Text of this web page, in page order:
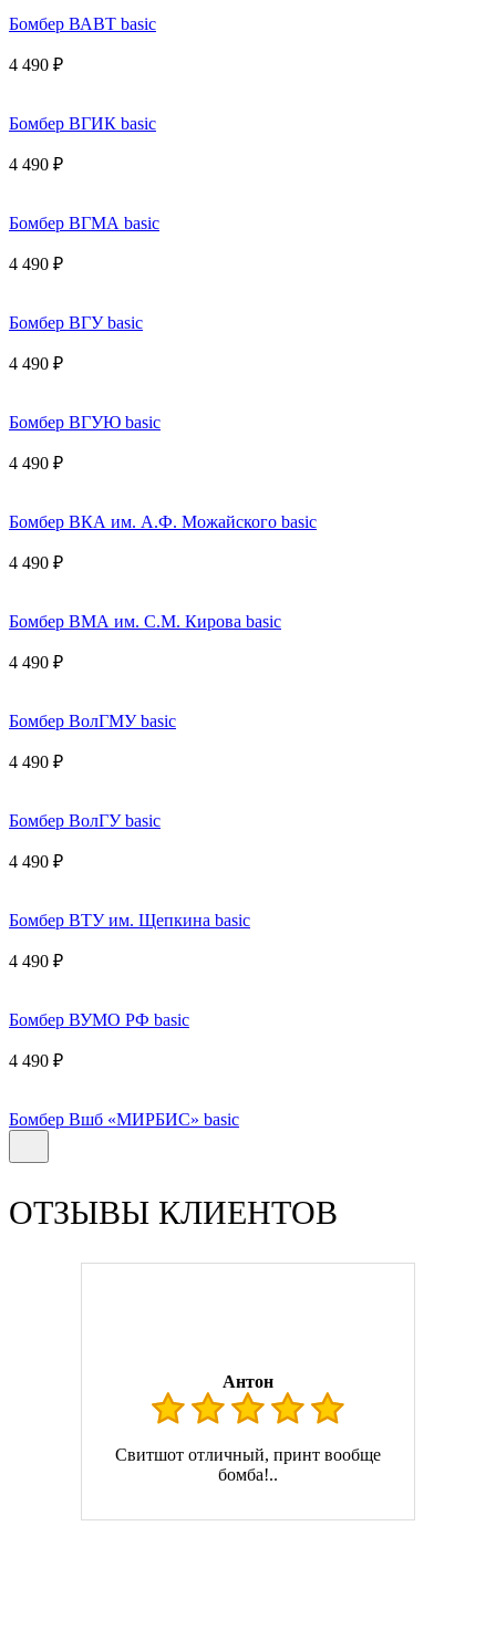
Бомбер ВАВТ basic
4 490 ₽
Бомбер ВГИК basic
4 490 ₽
Бомбер ВГМА basic
4 490 ₽
Бомбер ВГУ basic
4 490 ₽
Бомбер ВГУЮ basic
4 490 ₽
Бомбер ВКА им. А.Ф. Можайского basic
4 490 ₽
Бомбер ВМА им. С.М. Кирова basic
4 490 ₽
Бомбер ВолГМУ basic
4 490 ₽
Бомбер ВолГУ basic
4 490 ₽
Бомбер ВТУ им. Щепкина basic
4 490 ₽
Бомбер ВУМО РФ basic
4 490 ₽
Бомбер Вшб «МИРБИС» basic
ОТЗЫВЫ КЛИЕНТОВ
Антон
Свитшот отличный, принт вообще
бомба!..